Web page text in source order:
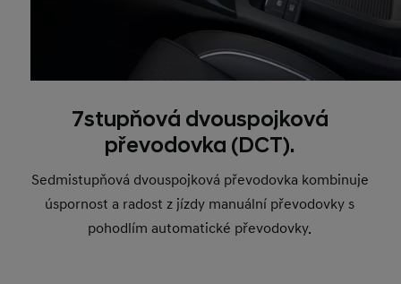
7stupňová dvouspojková
převodovka (DCT).
Sedmistupňová dvouspojková převodovka kombinuje
úspornost a radost z jízdy manuální převodovky s
pohodlím automatické převodovky.